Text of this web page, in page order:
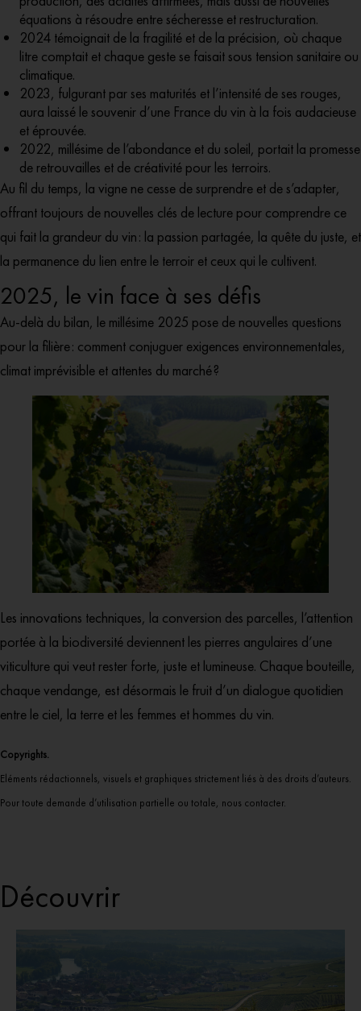
équations à résoudre entre sécheresse et restructuration.
2024 témoignait de la fragilité et de la précision, où chaque
litre comptait et chaque geste se faisait sous tension sanitaire ou
climatique.
2023, fulgurant par ses maturités et l’intensité de ses rouges,
aura laissé le souvenir d’une France du vin à la fois audacieuse
et éprouvée.
2022, millésime de l’abondance et du soleil, portait la promesse
de retrouvailles et de créativité pour les terroirs.
Au fil du temps, la vigne ne cesse de surprendre et de s’adapter,
offrant toujours de nouvelles clés de lecture pour comprendre ce
qui fait la grandeur du vin : la passion partagée, la quête du juste, et
la permanence du lien entre le terroir et ceux qui le cultivent.
2025, le vin face à ses défis
Au-delà du bilan, le millésime 2025 pose de nouvelles questions
pour la filière : comment conjuguer exigences environnementales,
climat imprévisible et attentes du marché ?
Les innovations techniques, la conversion des parcelles, l’attention
portée à la biodiversité deviennent les pierres angulaires d’une
viticulture qui veut rester forte, juste et lumineuse. Chaque bouteille,
chaque vendange, est désormais le fruit d’un dialogue quotidien
entre le ciel, la terre et les femmes et hommes du vin.
Copyrights.
Eléments rédactionnels, visuels et graphiques strictement liés à des droits d’auteurs.
Pour toute demande d’utilisation partielle ou totale, nous contacter.
Découvrir